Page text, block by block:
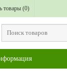
товары (0)